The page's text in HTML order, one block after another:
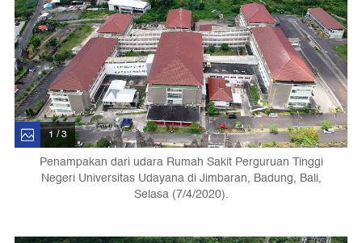
1 / 3
Penampakan dari udara Rumah Sakit Perguruan Tinggi
Negeri Universitas Udayana di Jimbaran, Badung, Bali,
Selasa (7/4/2020).